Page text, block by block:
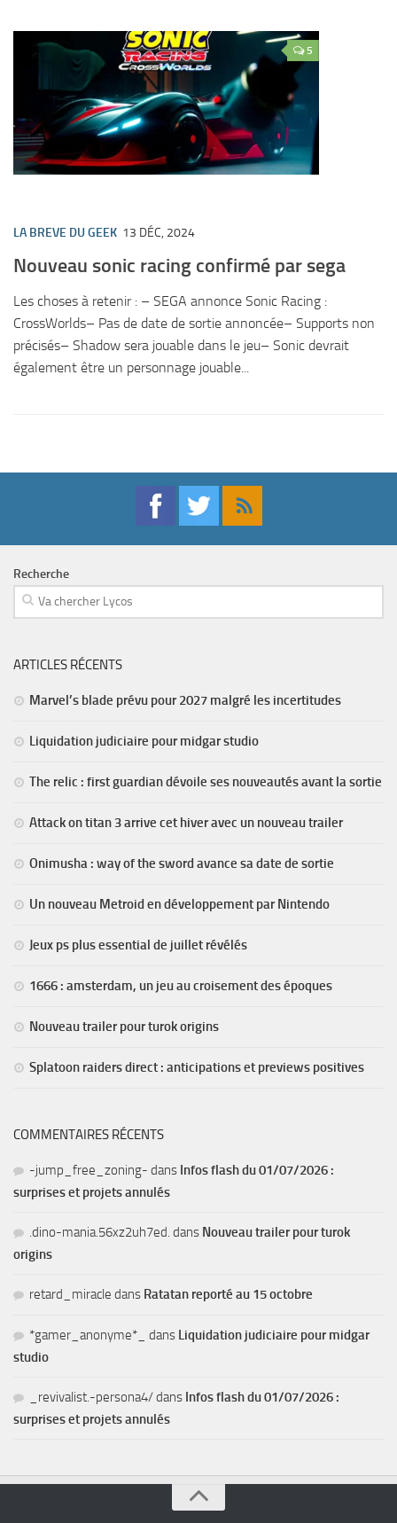
5
LA BREVE DU GEEK 13 DÉC, 2024
Nouveau sonic racing confirmé par sega
Les choses à retenir : – SEGA annonce Sonic Racing :
CrossWorlds– Pas de date de sortie annoncée– Supports non
précisés– Shadow sera jouable dans le jeu– Sonic devrait
également être un personnage jouable...
Recherche
ARTICLES RÉCENTS
Marvel’s blade prévu pour 2027 malgré les incertitudes
Liquidation judiciaire pour midgar studio
The relic : first guardian dévoile ses nouveautés avant la sortie
Attack on titan 3 arrive cet hiver avec un nouveau trailer
Onimusha : way of the sword avance sa date de sortie
Un nouveau Metroid en développement par Nintendo
Jeux ps plus essential de juillet révélés
1666 : amsterdam, un jeu au croisement des époques
Nouveau trailer pour turok origins
Splatoon raiders direct : anticipations et previews positives
COMMENTAIRES RÉCENTS
-jump_free_zoning- dans Infos flash du 01/07/2026 :
surprises et projets annulés
.dino-mania.56xz2uh7ed. dans Nouveau trailer pour turok
origins
retard_miracle dans Ratatan reporté au 15 octobre
*gamer_anonyme*_ dans Liquidation judiciaire pour midgar
studio
_revivalist.-persona4/dans Infos flash du 01/07/2026 :
surprises et projets annulés